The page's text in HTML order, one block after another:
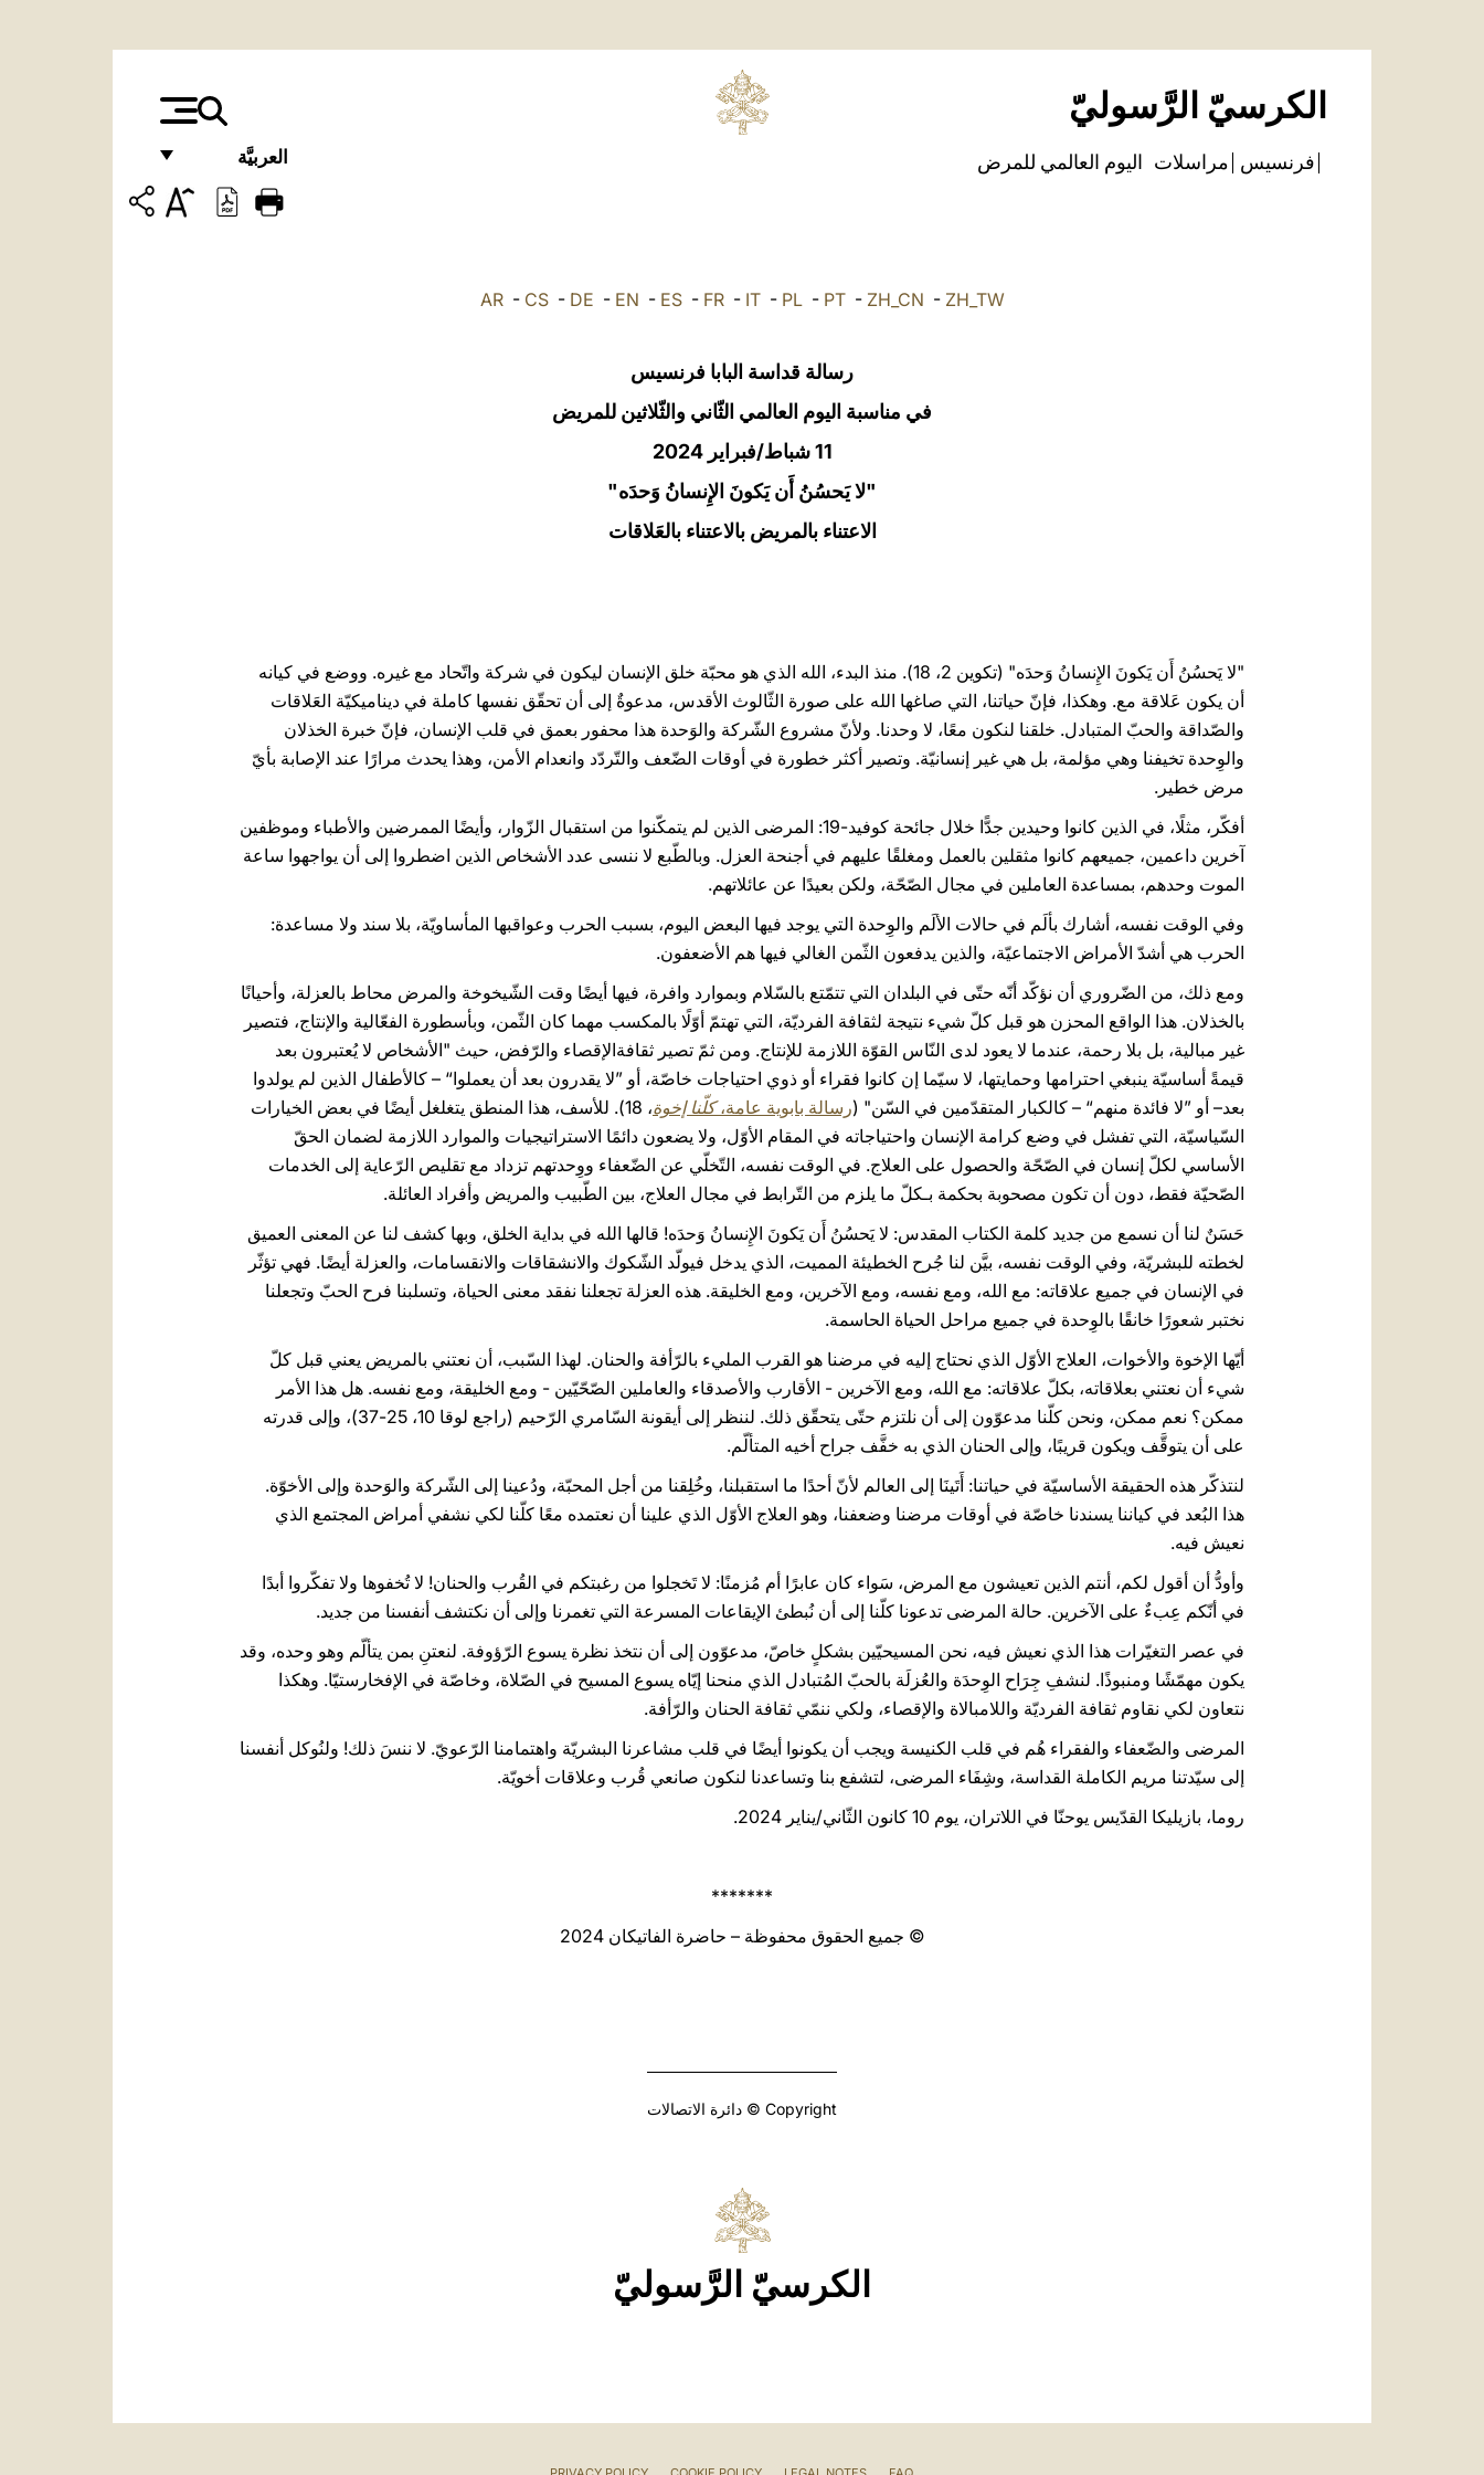
الكرسيّ الرَّسوليّ
العربيَّة
FRANÇAIS
فرنسيس مراسلات اليوم العالمي للمرض
AR- CS- DE - EN - ES- FR- IT- PL- PT- ZH_CN - ZH_TW
رسالة قداسة البابا فرنسيس
في مناسبة اليوم العالمي الثّاني والثّلاثين للمريض
11 شباط/فبراير 2024
"لا يَحسُنُ أَن يَكونَ الإِنسانُ وَحدَه"
الاعتناء بالمريض بالاعتناء بالعَلاقات
"لا يَحسُنُ أَن يَكونَ الإِنسانُ وَحدَه" (تكوين 2، 18). منذ البدء، الله الذي هو محبّة خلق الإنسان ليكون في شركة واتّحاد مع غيره. ووضع في كيانه
أن يكون عَلاقة مع. وهكذا، فإنّ حياتنا، التي صاغها الله على صورة الثّالوث الأقدس، مدعوةٌ إلى أن تحقّق نفسها كاملة في ديناميكيّة العَلاقات
والصّداقة والحبّ المتبادل. خلقنا لنكون معًا، لا وحدنا. ولأنّ مشروع الشّركة والوَحدة هذا محفور بعمق في قلب الإنسان، فإنّ خبرة الخذلان
والوِحدة تخيفنا وهي مؤلمة، بل هي غير إنسانيّة. وتصير أكثر خطورة في أوقات الضّعف والتّردّد وانعدام الأمن، وهذا يحدث مرارًا عند الإصابة بأيّ
مرض خطير.
أفكّر، مثلًا، في الذين كانوا وحيدين جدًّا خلال جائحة كوفيد-19: المرضى الذين لم يتمكّنوا من استقبال الزّوار، وأيضًا الممرضين والأطباء وموظفين
آخرين داعمين، جميعهم كانوا مثقلين بالعمل ومغلقًا عليهم في أجنحة العزل. وبالطّبع لا ننسى عدد الأشخاص الذين اضطروا إلى أن يواجهوا ساعة
الموت وحدهم، بمساعدة العاملين في مجال الصّحّة، ولكن بعيدًا عن عائلاتهم.
وفي الوقت نفسه، أشارك بألَم في حالات الألَم والوِحدة التي يوجد فيها البعض اليوم، بسبب الحرب وعواقبها المأساويّة، بلا سند ولا مساعدة:
الحرب هي أشدّ الأمراض الاجتماعيّة، والذين يدفعون الثّمن الغالي فيها هم الأضعفون.
ومع ذلك، من الضّروري أن نؤكّد أنّه حتّى في البلدان التي تتمّتع بالسّلام وبموارد وافرة، فيها أيضًا وقت الشّيخوخة والمرض محاط بالعزلة، وأحيانًا
بالخذلان. هذا الواقع المحزن هو قبل كلّ شيء نتيجة لثقافة الفرديّة، التي تهتمّ أوّلًا بالمكسب مهما كان الثّمن، وبأسطورة الفعّالية والإنتاج، فتصير
غير مبالية، بل بلا رحمة، عندما لا يعود لدى النّاس القوّة اللازمة للإنتاج. ومن ثمّ تصير ثقافةالإقصاء والرّفض، حيث "الأشخاص لا يُعتبرون بعد
قيمةً أساسيّة ينبغي احترامها وحمايتها، لا سيّما إن كانوا فقراء أو ذوي احتياجات خاصّة، أو ”لا يقدرون بعد أن يعملوا“ – كالأطفال الذين لم يولدوا
بعد– أو ”لا فائدة منهم“ – كالكبار المتقدّمين في السّن" (رسالة بابوية عامة،كلّنا إخوة
، 18). للأسف، هذا المنطق يتغلغل أيضًا في بعض الخيارات
السّياسيّة، التي تفشل في وضع كرامة الإنسان واحتياجاته في المقام الأوّل، ولا يضعون دائمًا الاستراتيجيات والموارد اللازمة لضمان الحقّ
الأساسي لكلّ إنسان في الصّحّة والحصول على العلاج. في الوقت نفسه، التّخلّي عن الضّعفاء ووِحدتهم تزداد مع تقليص الرّعاية إلى الخدمات
الصّحيّة فقط، دون أن تكون مصحوبة بحكمة بـكلّ ما يلزم من التّرابط في مجال العلاج، بين الطّبيب والمريض وأفراد العائلة.
حَسَنٌ لنا أن نسمع من جديد كلمة الكتاب المقدس: لا يَحسُنُ أَن يَكونَ الإِنسانُ وَحدَه! قالها الله في بداية الخلق، وبها كشف لنا عن المعنى العميق
لخطته للبشريّة، وفي الوقت نفسه، بيَّن لنا جُرح الخطيئة المميت، الذي يدخل فيولّد الشّكوك والانشقاقات والانقسامات، والعزلة أيضًا. فهي تؤثّر
في الإنسان في جميع علاقاته: مع الله، ومع نفسه، ومع الآخرين، ومع الخليقة. هذه العزلة تجعلنا نفقد معنى الحياة، وتسلبنا فرح الحبّ وتجعلنا
نختبر شعورًا خانقًا بالوِحدة في جميع مراحل الحياة الحاسمة.
أيّها الإخوة والأخوات، العلاج الأوّل الذي نحتاج إليه في مرضنا هو القرب المليء بالرّأفة والحنان. لهذا السّبب، أن نعتني بالمريض يعني قبل كلّ
شيء أن نعتني بعلاقاته، بكلّ علاقاته: مع الله، ومع الآخرين - الأقارب والأصدقاء والعاملين الصّحّيّين - ومع الخليقة، ومع نفسه. هل هذا الأمر
ممكن؟ نعم ممكن، ونحن كلّنا مدعوّون إلى أن نلتزم حتّى يتحقّق ذلك. لننظر إلى أيقونة السّامري الرّحيم (راجع لوقا 10، 25-37)، وإلى قدرته
على أن يتوقَّف ويكون قريبًا، وإلى الحنان الذي به خفَّف جراح أخيه المتألّم.
لنتذكّر هذه الحقيقة الأساسيّة في حياتنا: أَتَينَا إلى العالم لأنّ أحدًا ما استقبلنا، وخُلِقنا من أجل المحبّة، ودُعينا إلى الشّركة والوَحدة وإلى الأخوّة.
هذا البُعد في كياننا يسندنا خاصّة في أوقات مرضنا وضعفنا، وهو العلاج الأوّل الذي علينا أن نعتمده معًا كلّنا لكي نشفي أمراض المجتمع الذي
نعيش فيه.
وأودُّ أن أقول لكم، أنتم الذين تعيشون مع المرض، سَواء كان عابرًا أم مُزمنًا: لا تَخجلوا من رغبتكم في القُرب والحنان! لا تُخفوها ولا تفكّروا أبدًا
في أنّكم عِبءٌ على الآخرين. حالة المرضى تدعونا كلّنا إلى أن نُبطئ الإيقاعات المسرعة التي تغمرنا وإلى أن نكتشف أنفسنا من جديد.
في عصر التغيّرات هذا الذي نعيش فيه، نحن المسيحيّين بشكلٍ خاصّ، مدعوّون إلى أن نتخذ نظرة يسوع الرّؤوفة. لنعتنِ بمن يتألّم وهو وحده، وقد
يكون مهمّشًا ومنبوذًا. لنشفِ جِرَاح الوِحدَة والعُزلَة بالحبّ المُتبادل الذي منحنا إيّاه يسوع المسيح في الصّلاة، وخاصّة في الإفخارستيّا. وهكذا
نتعاون لكي نقاوم ثقافة الفرديّة واللامبالاة والإقصاء، ولكي ننمّي ثقافة الحنان والرّأفة.
المرضى والضّعفاء والفقراء هُم في قلب الكنيسة ويجب أن يكونوا أيضًا في قلب مشاعرنا البشريّة واهتمامنا الرّعويّ. لا ننسَ ذلك! ولنُوكل أنفسنا
إلى سيّدتنا مريم الكاملة القداسة، وشِفَاء المرضى، لتشفع بنا وتساعدنا لنكون صانعي قُرب وعلاقات أخويّة.
روما، بازيليكا القدّيس يوحنّا في اللاتران، يوم 10 كانون الثّاني/يناير 2024.
*******
© جميع الحقوق محفوظة – حاضرة الفاتيكان 2024
Copyright © دائرة الاتصالات
الكرسيّ الرَّسوليّ